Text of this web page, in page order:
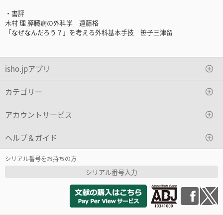
・書評
木村 理 膵臓病の外科学 遠藤格
「なぜなんだろう？」を考える外科基本手技 笹子三津留
isho.jpアプリ
カテゴリー
アカウントサービス
ヘルプ＆ガイド
シリアル番号をお持ちの方
シリアル番号入力